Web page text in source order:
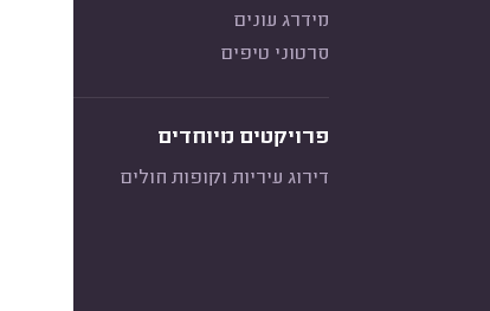
מידרג עונים
סרטוני טיפים
פרויקטים מיוחדים
דירוג עיריות וקופות חולים